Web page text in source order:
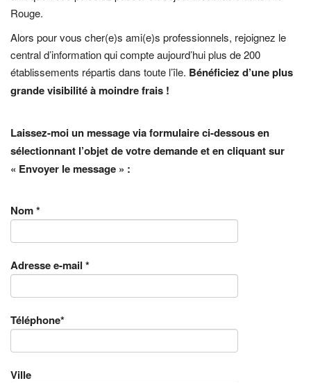
Rouge.
Alors pour vous cher(e)s ami(e)s professionnels, rejoignez le
central d’information qui compte aujourd’hui plus de 200
établissements répartis dans toute l’île. Bénéficiez d’une plus
grande visibilité à moindre frais !
Laissez-moi un message via formulaire ci-dessous en
sélectionnant l’objet de votre demande et en cliquant sur
« Envoyer le message » :
Nom *
Adresse e-mail *
Téléphone*
Ville